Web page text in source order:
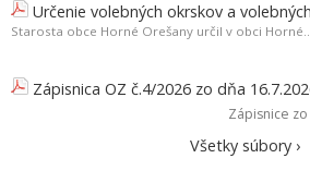
Určenie volebných okrskov a
Starosta obce Horné Orešany určil v obci
Zápisnica OZ č.4/2026 zo dňa
Zápisnice
Všetky súbory ›